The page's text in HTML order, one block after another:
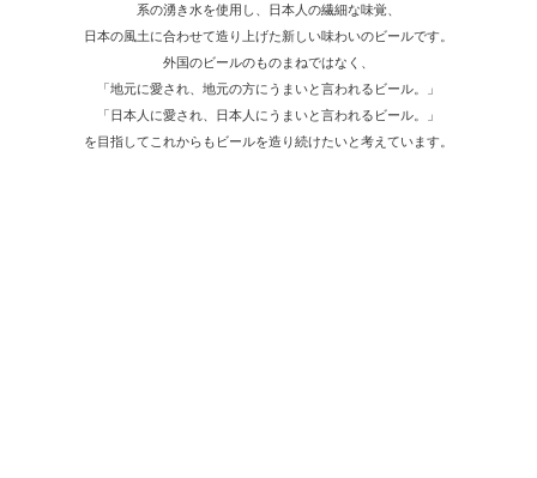
系の湧き水を使用し、日本人の繊細な味覚、
日本の風土に合わせて造り上げた新しい味わいのビールです。
外国のビールのものまねではなく、
「地元に愛され、地元の方にうまいと言われるビール。」
「日本人に愛され、日本人にうまいと言われるビール。」
を目指してこれからもビールを造り続けたいと考えています。